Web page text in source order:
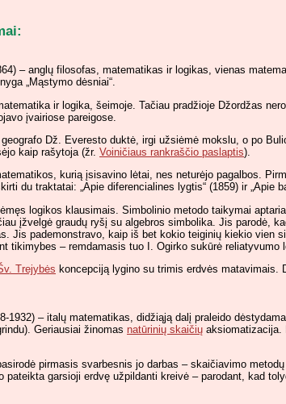
– anglų filosofas, matematikas ir logikas, vienas
„Mąstymo dėsniai“.
ir logika, šeimoje. Tačiau pradžioje Džordžas
įvairiose pareigose.
Dž. Everesto duktė, irgi užsiėmė mokslu, o po
kaip rašytoja (žr. Voiničiaus rankraščio paslaptis).
kurią įsisavino lėtai, nes neturėjo pagalbos.
du traktatai: „Apie diferencialines lygtis“ (1859) ir „Apie
logikos klausimais. Simbolinio metodo taikymai
įžvelgė graudų ryšį su algebros simbolika. Jis parodė,
Jis pademonstravo, kaip iš bet kokio teiginių kiekio vien
tikimybes – remdamasis tuo I. Ogirko sukūrė reliatyvumo
Trejybės koncepciją lygino su trimis erdvės matavimais.
1932) – italų matematikas, didžiąją dalį praleido
Geriausiai žinomas natūrinių skaičių aksiomatizacija.
pirmasis svarbesnis jo darbas – skaičiavimo
garsioji erdvę užpildanti kreivė – parodant, kad